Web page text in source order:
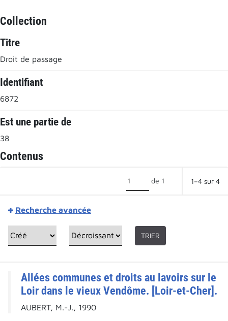
Collection
Titre
Droit de passage
Identifiant
6872
Est une partie de
38
Contenus
de 1 1–4 sur 4
Recherche avancée
TRIER
Allées communes et droits au lavoirs sur le
Loir dans le vieux Vendôme. [Loir-et-Cher].
AUBERT, M.-J., 1990